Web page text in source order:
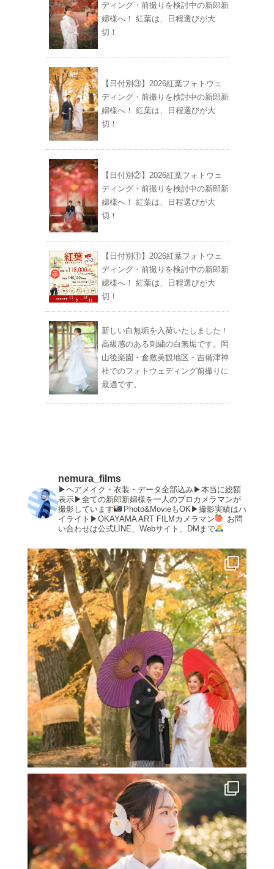
ディング・前撮りを検討中の新郎新
婦様へ！ 紅葉は、日程選びが大
切！
【日付別③】2026紅葉フォトウェ
ディング・前撮りを検討中の新郎新
婦様へ！ 紅葉は、日程選びが大
切！
【日付別②】2026紅葉フォトウェ
ディング・前撮りを検討中の新郎新
婦様へ！ 紅葉は、日程選びが大
切！
【日付別①】2026紅葉フォトウェ
ディング・前撮りを検討中の新郎新
婦様へ！ 紅葉は、日程選びが大
切！
新しい白無垢を入荷いたしました！
高級感のある刺繍の白無垢です。岡
山後楽園・倉敷美観地区・吉備津神
社でのフォトウェディング前撮りに
最適です。
nemura_films
▶︎ヘアメイク・衣装・データ全部込み▶︎本当に総額
表示▶︎全ての新郎新婦様を一人のプロカメラマンが
撮影しています
Photo&MovieもOK▶︎撮影実績はハ
イライト▶︎OKAYAMA ART FILMカメラマン
お問
い合わせは公式LINE、Webサイト、DMまで